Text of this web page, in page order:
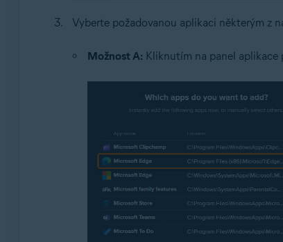
Vyberte požadovanou aplikaci některým z
Možnost A: Kliknutím na panel